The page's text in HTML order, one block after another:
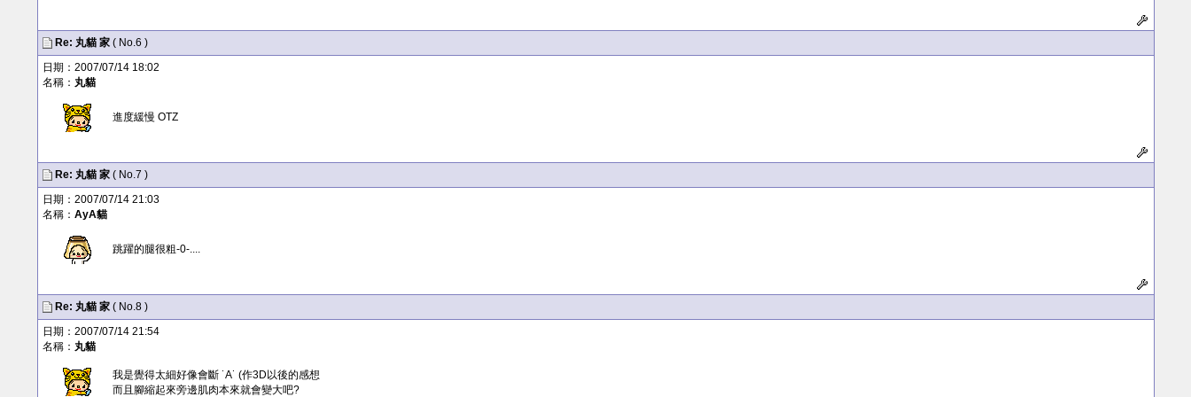
Re: 丸貓家 ( No.6 )
日期：2007/07/14 18:02
名稱： 丸貓
進度緩慢 OTZ
Re: 丸貓家 ( No.7 )
日期：2007/07/14 21:03
名稱： AyA貓
跳躍的腿很粗-0-....
Re: 丸貓家 ( No.8 )
日期：2007/07/14 21:54
名稱： 丸貓
我是覺得太細好像會斷 ˙A˙ (作3D以後的感想
而且腳縮起來旁邊肌肉本來就會變大吧?